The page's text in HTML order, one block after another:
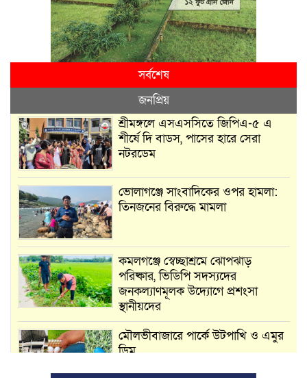
সর্বশেষ
জনপ্রিয়
শ্রীমঙ্গলে এসএসসিতে জিপিএ-৫ এ
শীর্ষে দি বাডস, পাসের হারে সেরা
নটরডেম
ভোলাগঞ্জে সাংবাদিকের ওপর হামলা:
তিনজনের বিরুদ্ধে মামলা
কমলগঞ্জে স্বেচ্ছাশ্রমে ঝোপঝাড়
পরিষ্কার, ভিডিপি সদস্যদের
জনকল্যাণমূলক উদ্যোগে প্রশংসা
স্থানীয়দের
মৌলভীবাজারে পার্কে উটপাখি ও এমুর
ডিম